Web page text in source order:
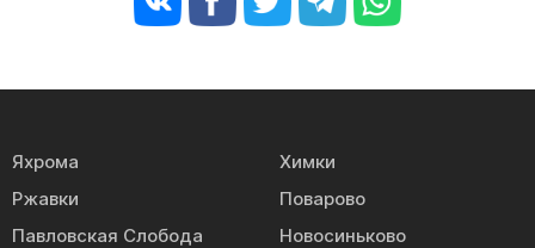
Яхрома
Химки
Ржавки
Поварово
Павловская Слобода
Новосиньково